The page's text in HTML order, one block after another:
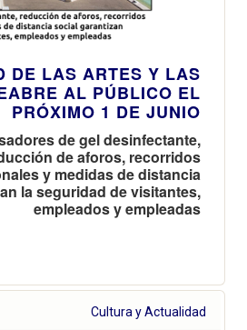
DE LAS ARTES Y LAS
AL PÚBLICO EL
PRÓXIMO 1 DE JUNIO
de gel desinfectante,
de aforos, recorridos
y medidas de distancia
la seguridad de visitantes,
empleados y empleadas
Cultura y Actualidad